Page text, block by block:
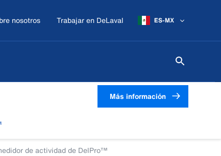
nosotros Trabajar en DeLaval ES-MX
Más información
de actividad de DelPro™